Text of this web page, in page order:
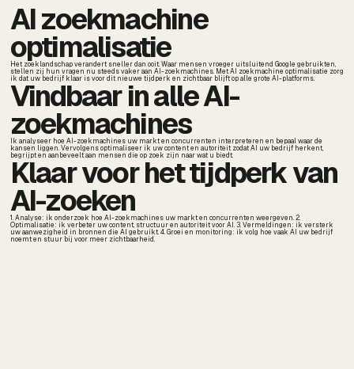
AI zoekmachine
optimalisatie
Het zoeklandschap verandert sneller dan ooit. Waar mensen vroeger uitsluitend Google gebruikten,
stellen zij hun vragen nu steeds vaker aan AI-zoekmachines. Met AI zoekmachine optimalisatie zorg
ik dat uw bedrijf klaar is voor dit nieuwe tijdperk en zichtbaar blijft op alle grote AI-platforms.
Vindbaar in alle AI-
zoekmachines
Ik analyseer hoe AI-zoekmachines uw markt en concurrenten interpreteren en bepaal waar de
kansen liggen. Vervolgens optimaliseer ik uw content en autoriteit zodat AI uw bedrijf herkent,
begrijpt en aanbeveelt aan mensen die op zoek zijn naar wat u biedt.
Klaar voor het tijdperk van
AI-zoeken
1. Analyse: ik onderzoek hoe AI-zoekmachines uw markt en concurrenten weergeven. 2.
Optimalisatie: ik verbeter uw content, structuur en autoriteit voor AI. 3. Vermeldingen: ik versterk
uw aanwezigheid in bronnen die AI gebruikt. 4. Groei en monitoring: ik volg hoe vaak AI uw bedrijf
noemt en stuur bij voor meer zichtbaarheid.